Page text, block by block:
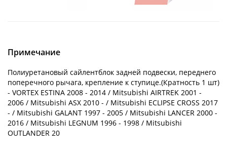
Примечание
Полиуретановый сайлентблок задней подвески, переднего
поперечного рычага, крепление к ступице.(Кратность 1 шт)
- VORTEX ESTINA 2008 - 2014 / Mitsubishi AIRTREK 2001 -
2006 / Mitsubishi ASX 2010 - / Mitsubishi ECLIPSE CROSS 2017
- / Mitsubishi GALANT 1997 - 2005 / Mitsubishi LANCER 2000 -
2016 / Mitsubishi LEGNUM 1996 - 1998 / Mitsubishi
OUTLANDER 20